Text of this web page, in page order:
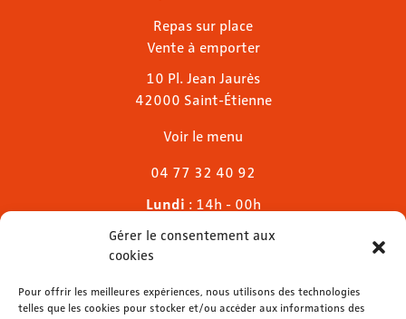
Gérer le consentement aux
cookies
Pour offrir les meilleures expériences, nous utilisons des technologies
telles que les cookies pour stocker et/ou accéder aux informations des
Repas sur place
Vente à emporter
10 Pl. Jean Jaurès
42000 Saint-Étienne
Voir le menu
04 77 32 40 92
Lundi : 14h - 00h
Mardi & mercredi : 11h - 00h30
Jeudi
Dimanche: 11h - 00h